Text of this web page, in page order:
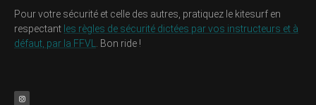
Pour votre sécurité et celle des autres, pratiquez le kitesurf en
respectant les règles de sécurité dictées par vos instructeurs et à
défaut, par la FFVL. Bon ride !